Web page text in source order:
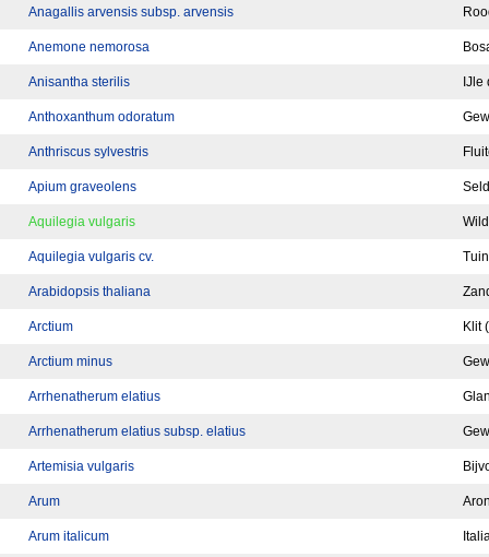
Anagallis arvensis subsp. arvensis
Anemone nemorosa
Anisantha sterilis IJle
Anthoxanthum odoratum
Anthriscus sylvestris
Apium graveolens
Aquilegia vulgaris
Aquilegia vulgaris cv.
Arabidopsis thaliana
Arctium Klit
Arctium minus
Arrhenatherum elatius
Arrhenatherum elatius subsp. elatius
Artemisia vulgaris
Arum
Arum italicum